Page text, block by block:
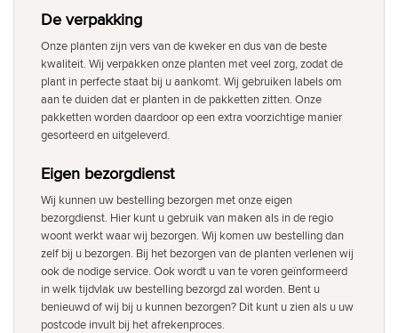
De verpakking
Onze planten zijn vers van de kweker en dus van de beste
kwaliteit. Wij verpakken onze planten met veel zorg, zodat de
plant in perfecte staat bij u aankomt. Wij gebruiken labels om
aan te duiden dat er planten in de pakketten zitten. Onze
pakketten worden daardoor op een extra voorzichtige manier
gesorteerd en uitgeleverd.
Eigen bezorgdienst
Wij kunnen uw bestelling bezorgen met onze eigen
bezorgdienst. Hier kunt u gebruik van maken als in de regio
woont werkt waar wij bezorgen. Wij komen uw bestelling dan
zelf bij u bezorgen. Bij het bezorgen van de planten verlenen wij
ook de nodige service. Ook wordt u van te voren geïnformeerd
in welk tijdvlak uw bestelling bezorgd zal worden. Bent u
benieuwd of wij bij u kunnen bezorgen? Dit kunt u zien als u uw
postcode invult bij het afrekenproces.